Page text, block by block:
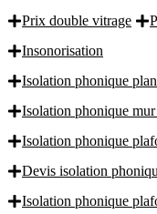
Prix double vitrage
Insonorisation
Isolation phonique
Isolation phonique
Isolation phonique
Devis isolation
Isolation phonique